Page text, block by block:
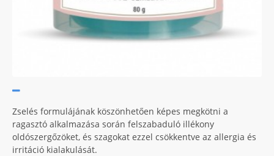
Zselés formulájának köszönhetően képes megkötni a
ragasztó alkalmazása során felszabaduló illékony
oldószergőzöket, és szagokat ezzel csökkentve az allergia és
irritáció kialakulását.